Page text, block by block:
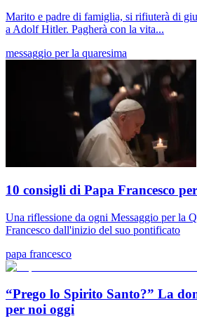
Marito e padre di famiglia, si rifiuterà di
a Adolf Hitler. Pagherà con la vita...
messaggio per la quaresima
10 consigli di Papa Francesco
Una riflessione da ogni Messaggio per la
Francesco dall'inizio del suo pontificato
papa francesco
“Prego lo Spirito Santo?” La
per noi oggi